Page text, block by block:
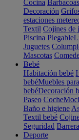
Cocina Barbacoas
Decoración
estaciones
Textil Cojines de
Piscina Plegable
Juguetes
Mascotas
Bebé
Habitación bebé
bebéMuebles
bebéDecoración
Paseo Coche
Baño e higiene
Textil bebé
Seguridad
Deporte